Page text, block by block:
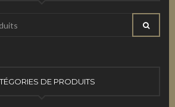
DE PRODUITS